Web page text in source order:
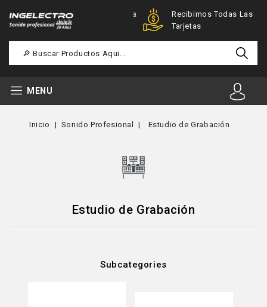
Ofertas Especiales Para
Registrados
Recibimos Todas Las
Tarjetas
MENU
Inicio Sonido Profesional Estudio de Grabación
Estudio de Grabación
Subcategories